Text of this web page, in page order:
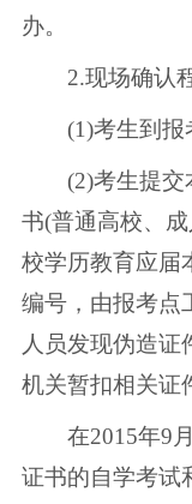
办。
2.现场确认
(1)考生到报考
(2)考生提交
书(普通高校、
校学历教育应届
编号，由报考点
人员发现伪造证
机关暂扣相关证
在2015年9月
证书的自学考试